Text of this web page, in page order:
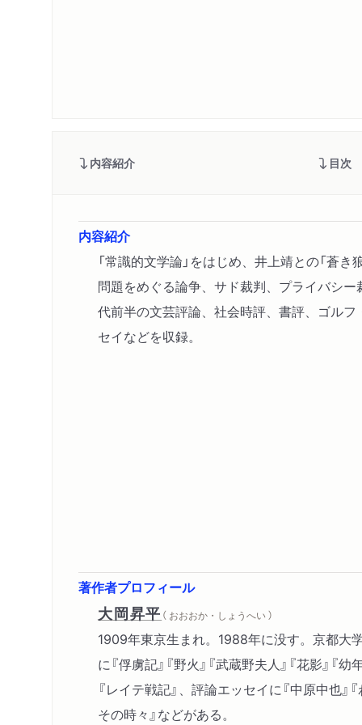
内容紹介 目次
内容紹介
「常識的文学論」をはじめ、井上靖との「蒼
問題をめぐる論争、サド裁判、プライバシ
代前半の文芸評論、社会時評、書評、ゴル
セイなどを収録。
著作者プロフィール
大岡昇平 （ おおおか・しょうへい ）
1909年東京生まれ。1988年に没す。京都大
に『俘虜記』『野火』『武蔵野夫人』『花影』『
『レイテ戦記』、評論エッセイに『中原中也』
その時々』などがある。